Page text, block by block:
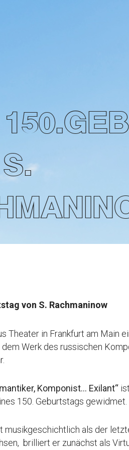
von S. Rachmaninow
Theater in Frankfurt am Main
Werk des russischen
Komponist… Exilant“ ist
150. Geburtstags gewidmet.
als der
brilliert er zunächst als